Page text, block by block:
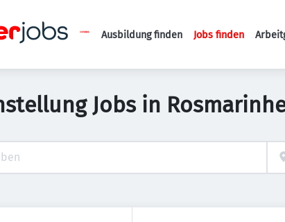
Ausbildung finden Jobs finden
Jobs in